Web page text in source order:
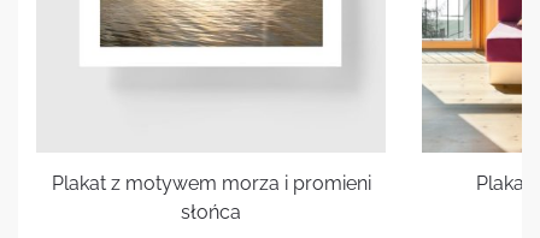
Plakat z motywem morza i promieni
słońca
Plakat